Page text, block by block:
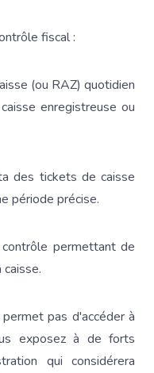
fiscal :
(ou RAZ) quotidien
enregistreuse ou
des tickets de caisse
période précise.
permettant de
pas d'accéder à
exposez à de forts
qui considérera